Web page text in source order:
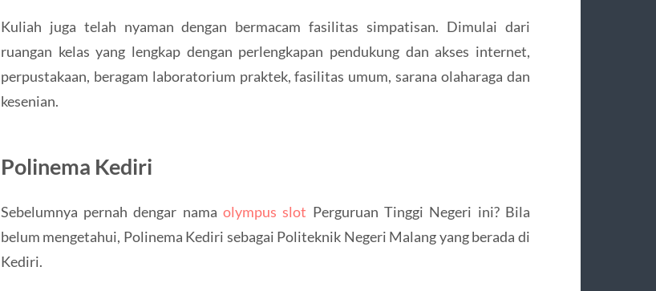
Kuliah juga telah nyaman dengan bermacam fasilitas simpatisan. Dimulai dari
ruangan kelas yang lengkap dengan perlengkapan pendukung dan akses internet,
perpustakaan, beragam laboratorium praktek, fasilitas umum, sarana olaharaga dan
kesenian.
Polinema Kediri
Sebelumnya pernah dengar namaolympus slot Perguruan Tinggi Negeri ini? Bila
belum mengetahui, Polinema Kediri sebagai Politeknik Negeri Malang yang berada di
Kediri.